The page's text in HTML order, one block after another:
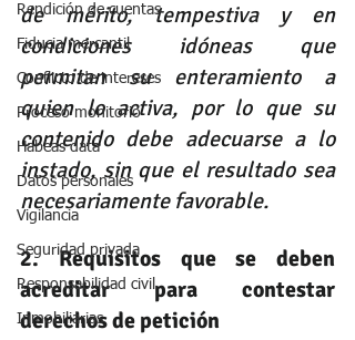
Rendición de cuentas
Fiducia mercantil
Conflicto de intereses
Proceso monitorio
Habeas data
Datos personales
Vigilancia
Seguridad privada
Responsabilidad civil
Inmobiliarias
de mérito, tempestiva y en
condiciones idóneas que
permitan su enteramiento a
quien lo activa, por lo que su
contenido debe adecuarse a lo
instado, sin que el resultado sea
necesariamente favorable.
2. Requisitos que se deben
acreditar para contestar
derechos de petición